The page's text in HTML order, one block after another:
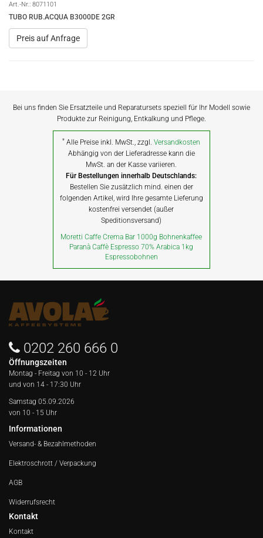
Art.-Nr.: 8071101
TUBO RUB.ACQUA B3000DE 2GR
Preis auf Anfrage
Bei uns finden Sie Ersatzteile und Reparatursets speziell für Ihr Modell sowie
Produkte zur Reinigung, Entkalkung und Pflege.
* Alle Preise inkl. MwSt., zzgl.Versandkosten
Abhängig von der Lieferadresse kann die
MwSt. an der Kasse variieren.
Für Bestellungen innerhalb Deutschlands:
Bestellen Sie zusätzlich mind. einen der
folgenden Artikel, wird Ihre gesamte Lieferung
kostenfrei versendet (außer
Speditionsversand)
Moretti Caffe Crema Bar 1000g Bohnenkaffee
Paranà Caffè Espresso 70% Arabica 1kg
Espressobohnen
0202 260 666 0
Öffnungszeiten
Montag - Freitag von 10 - 12 Uhr
und von 14 - 17:30 Uhr
Samstag 05.09.2026
von 10 - 15 Uhr
Informationen
Versand- & Bezahlmethoden
Elektroschrott / Verpackung
AGB
Widerrufsrecht
Kontakt
Kontakt